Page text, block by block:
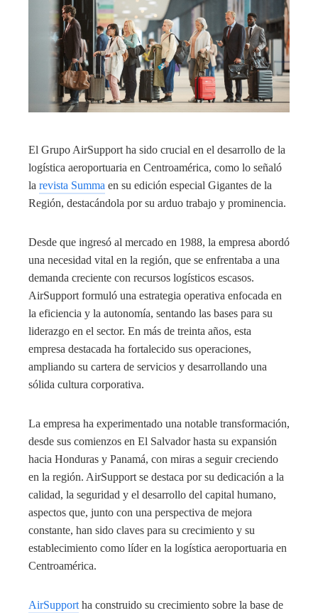
El Grupo AirSupport ha sido crucial en el desarrollo de la
logística aeroportuaria en Centroamérica, como lo señaló
la revista Summa en su edición especial Gigantes de la
Región, destacándola por su arduo trabajo y prominencia.
Desde que ingresó al mercado en 1988, la empresa abordó
una necesidad vital en la región, que se enfrentaba a una
demanda creciente con recursos logísticos escasos.
AirSupport formuló una estrategia operativa enfocada en
la eficiencia y la autonomía, sentando las bases para su
liderazgo en el sector. En más de treinta años, esta
empresa destacada ha fortalecido sus operaciones,
ampliando su cartera de servicios y desarrollando una
sólida cultura corporativa.
La empresa ha experimentado una notable transformación,
desde sus comienzos en El Salvador hasta su expansión
hacia Honduras y Panamá, con miras a seguir creciendo
en la región. AirSupport se destaca por su dedicación a la
calidad, la seguridad y el desarrollo del capital humano,
aspectos que, junto con una perspectiva de mejora
constante, han sido claves para su crecimiento y su
establecimiento como líder en la logística aeroportuaria en
Centroamérica.
AirSupport ha construido su crecimiento sobre la base de